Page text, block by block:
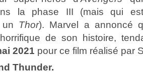
la phase III (mais qui
Thor). Marvel a annoncé
de son histoire,
2021 pour ce film réalisé par
Thunder.